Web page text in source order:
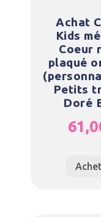
Achat
Kids
Coeur
plaqué
Petits
Doré